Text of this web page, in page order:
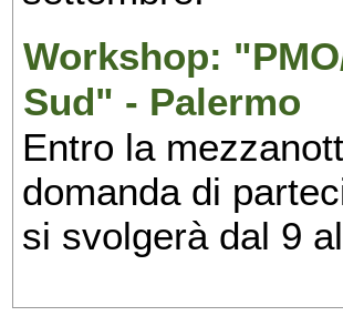
Workshop:
Sud" - Palermo
Entro la
domanda di
si svolgerà dal 9